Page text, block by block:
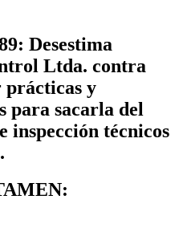
Desestima
Ltda. contra
prácticas y
para sacarla del
inspección técnicos